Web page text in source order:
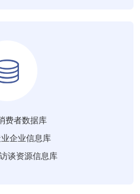
费者数据库
企业信息库
谈资源信息库